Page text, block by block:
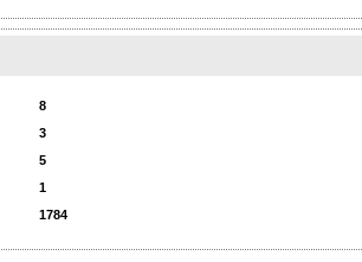
8
3
5
1
1784